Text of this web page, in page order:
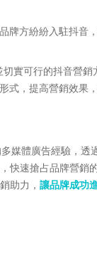
牌方紛紛入駐抖音
實可行的抖音營銷
式，提高營銷效果
媒體廣告經驗，透
快速搶占品牌營銷
助力， 讓品牌成功